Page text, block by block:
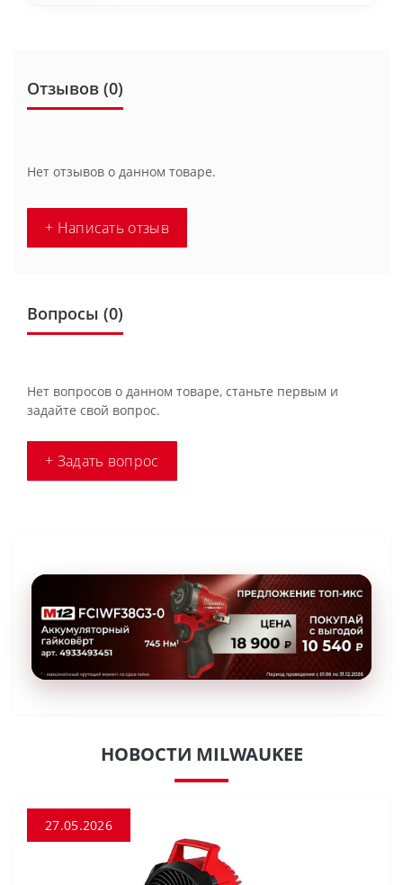
Отзывов (0)
Нет отзывов о данном товаре.
+ Написать отзыв
Вопросы (0)
Нет вопросов о данном товаре, станьте первым и
задайте свой вопрос.
+ Задать вопрос
НОВОСТИ MILWAUKEE
27.05.2026